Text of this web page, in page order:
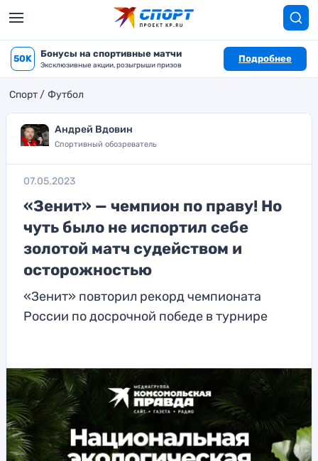
50K Бонусы на спортивные матчи
Эксклюзивные акции, розыгрыши призов
Подробнее
Спорт Футбол
Андрей Вдовин
Спортивный обозреватель
07.05.2023
«Зенит» — чемпион по праву! Но
чуть было не испортил себе
золотой матч судейством и
осторожностью
«Зенит» повторил рекорд чемпионата
России по досрочной победе в турнире